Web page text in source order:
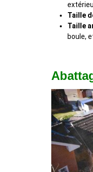
Taille
Taille
boule,